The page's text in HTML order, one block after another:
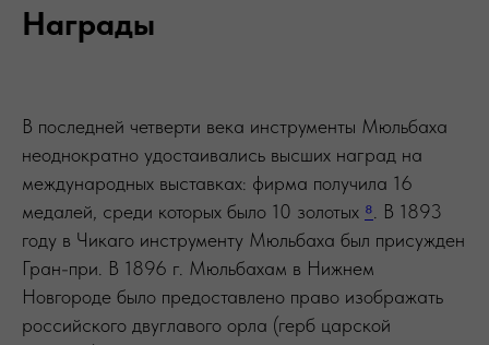
Награды
В последней четверти века инструменты Мюльбаха
неоднократно удостаивались высших наград на
международных выставках: фирма получила 16
медалей, среди которых было 10 золотых ⁸. В 1893
году в Чикаго инструменту Мюльбаха был присужден
Гран-при. В 1896 г. Мюльбахам в Нижнем
Новгороде было предоставлено право изображать
российского двуглавого орла (герб царской